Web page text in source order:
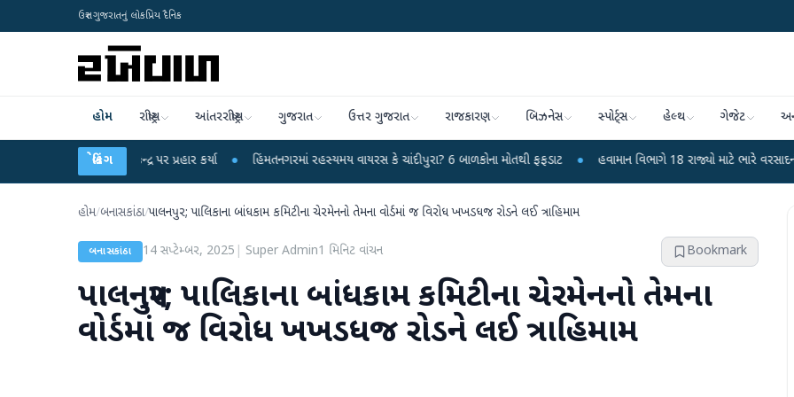
ઉત્તર ગુજરાતનું લોકપ્રિય દૈનિક
હોમ રાષ્ટ્રીય આંતરરાષ્ટ્રીય ગુજરાત ઉત્તર ગુજરાત રાજકારણ બિઝનેસ સ્પોર્ટ્સ હેલ્થ ગેજેટ
બ્રેકિંગ
ગાંધીએ કેન્દ્ર પર પ્રહાર કર્યા ● હિંમતનગરમાં રહસ્યમય વાયરસ કે ચાંદીપુરા? 6 બાળકોના મોતથી ફફડાટ ● હવામાન વિભાગે 18 રાજ્યો માટે ભારે વરસાદની ચેતવણી જારી
હોમ/બનાસકાંઠા/પાલનપુર; પાલિકાના બાંધકામ કમિટીના ચેરમેનનો તેમના વોર્ડમાં જ વિરોધ ખખડધજ રોડને લઈ ત્રાહિમામ
બનાસકાંઠા 14 સપ્ટેમ્બર, 2025 Super Admin1 મિનિટ વાંચન Bookmark
પાલનપુર; પાલિકાના બાંધકામ કમિટીના ચેરમેનનો તેમના
વોર્ડમાં જ વિરોધ ખખડધજ રોડને લઈ ત્રાહિમામ